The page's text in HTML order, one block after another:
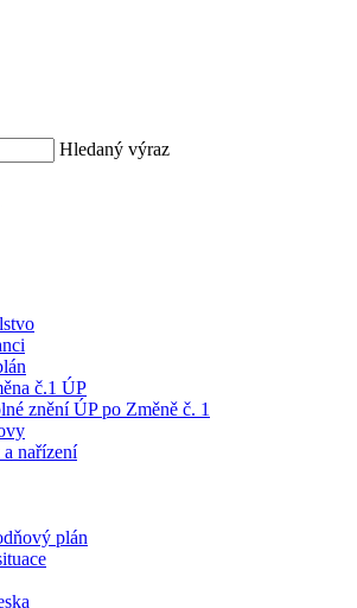
Hledaný výraz
č.1 ÚP
znění ÚP po Změně č. 1
nařízení
plán